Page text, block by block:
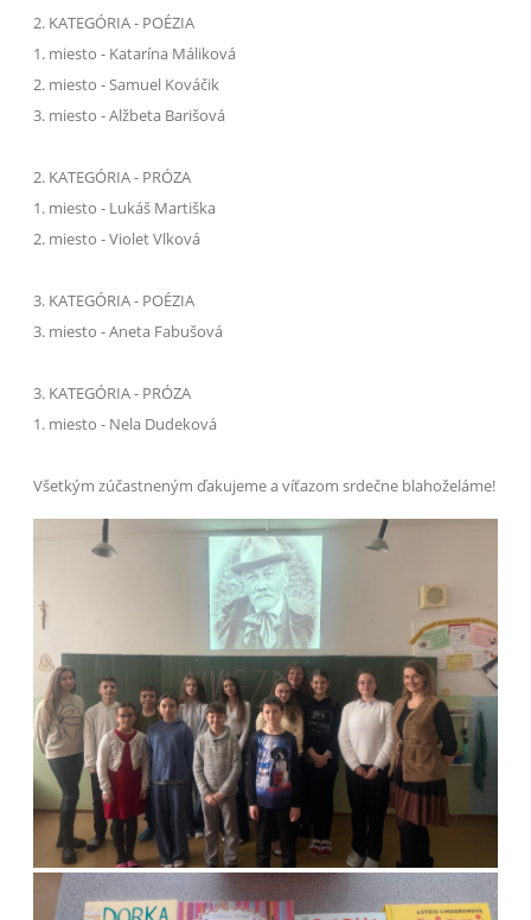
2. KATEGÓRIA - POÉZIA
1. miesto - Katarína Máliková
2. miesto - Samuel Kováčik
3. miesto - Alžbeta Barišová
2. KATEGÓRIA - PRÓZA
1. miesto - Lukáš Martiška
2. miesto - Violet Vlková
3. KATEGÓRIA - POÉZIA
3. miesto - Aneta Fabušová
3. KATEGÓRIA - PRÓZA
1. miesto - Nela Dudeková
Všetkým zúčastneným ďakujeme a víťazom srdečne blahoželáme!